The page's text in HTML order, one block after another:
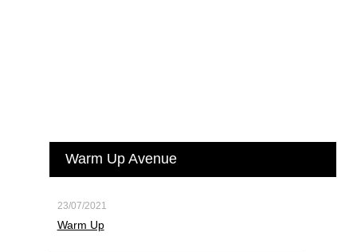
Warm Up Avenue
23/07/2021
Warm Up